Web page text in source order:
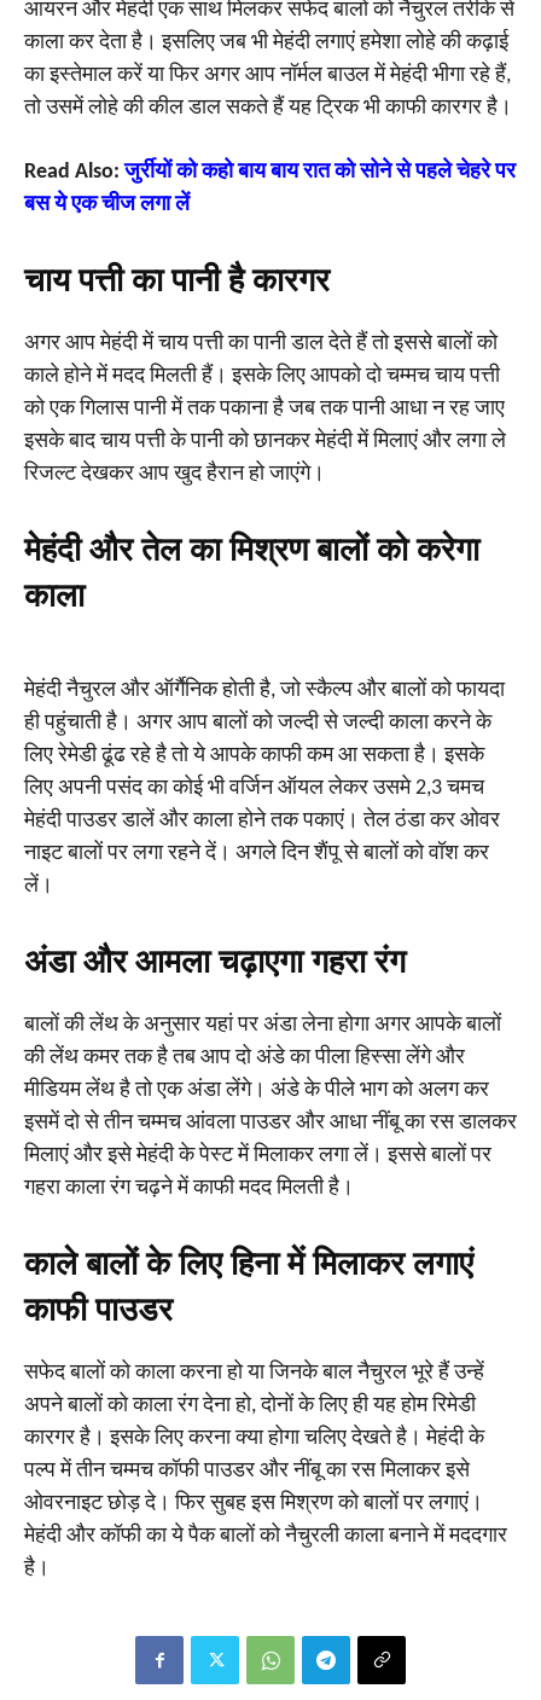
आयरन और मेहंदी एक साथ मिलकर सफेद बालों को नैचुरल तरीके से
काला कर देता है। इसलिए जब भी मेहंदी लगाएं हमेशा लोहे की कढ़ाई
का इस्तेमाल करें या फिर अगर आप नॉर्मल बाउल में मेहंदी भीगा रहे हैं,
तो उसमें लोहे की कील डाल सकते हैं यह ट्रिक भी काफी कारगर है।
Read Also:जुर्रीयों को कहो बाय बाय रात को सोने से पहले चेहरे पर
बस ये एक चीज लगा लें
चाय पत्ती का पानी है कारगर
अगर आप मेहंदी में चाय पत्ती का पानी डाल देते हैं तो इससे बालों को
काले होने में मदद मिलती हैं। इसके लिए आपको दो चम्मच चाय पत्ती
को एक गिलास पानी में तक पकाना है जब तक पानी आधा न रह जाए
इसके बाद चाय पत्ती के पानी को छानकर मेहंदी में मिलाएं और लगा ले
रिजल्ट देखकर आप खुद हैरान हो जाएंगे।
मेहंदी और तेल का मिश्रण बालों को करेगा
काला
मेहंदी नैचुरल और ऑर्गैनिक होती है, जो स्कैल्प और बालों को फायदा
ही पहुंचाती है। अगर आप बालों को जल्दी से जल्दी काला करने के
लिए रेमेडी ढूंढ रहे है तो ये आपके काफी कम आ सकता है। इसके
लिए अपनी पसंद का कोई भी वर्जिन ऑयल लेकर उसमे 2,3 चमच
मेहंदी पाउडर डालें और काला होने तक पकाएं। तेल ठंडा कर ओवर
नाइट बालों पर लगा रहने दें। अगले दिन शैंपू से बालों को वॉश कर
लें।
अंडा और आमला चढ़ाएगा गहरा रंग
बालों की लेंथ के अनुसार यहां पर अंडा लेना होगा अगर आपके बालों
की लेंथ कमर तक है तब आप दो अंडे का पीला हिस्सा लेंगे और
मीडियम लेंथ है तो एक अंडा लेंगे। अंडे के पीले भाग को अलग कर
इसमें दो से तीन चम्मच आंवला पाउडर और आधा नींबू का रस डालकर
मिलाएं और इसे मेहंदी के पेस्ट में मिलाकर लगा लें। इससे बालों पर
गहरा काला रंग चढ़ने में काफी मदद मिलती है।
काले बालों के लिए हिना में मिलाकर लगाएं
काफी पाउडर
सफेद बालों को काला करना हो या जिनके बाल नैचुरल भूरे हैं उन्हें
अपने बालों को काला रंग देना हो, दोनों के लिए ही यह होम रिमेडी
कारगर है। इसके लिए करना क्या होगा चलिए देखते है। मेहंदी के
पल्प में तीन चम्मच कॉफी पाउडर और नींबू का रस मिलाकर इसे
ओवरनाइट छोड़ दे। फिर सुबह इस मिश्रण को बालों पर लगाएं।
मेहंदी और कॉफी का ये पैक बालों को नैचुरली काला बनाने में मददगार
है।